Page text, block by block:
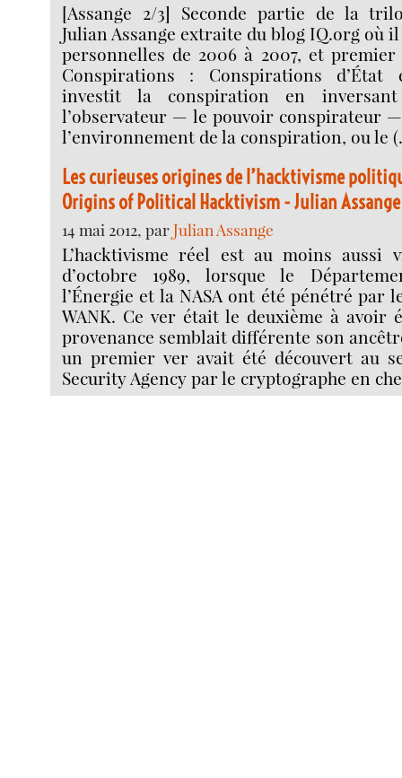
[Assange 2/3] Seconde partie de la
Julian Assange extraite du blog IQ.org où
personnelles de 2006 à 2007, et
Conspirations : Conspirations
investit la conspiration en
l’observateur — le pouvoir conspirateur
l’environnement de la conspiration, ou le
Les curieuses origines de l’hacktivisme
Origins of Political Hacktivism - Julian Assange
14 mai 2012, parJulian Assange
L’hacktivisme réel est au moins aussi
d’octobre 1989, lorsque le
l’Énergie et la NASA ont été pénétré par
WANK. Ce ver était le deuxième à avoir
provenance semblait différente son
un premier ver avait été découvert au
Security Agency par le cryptographe en